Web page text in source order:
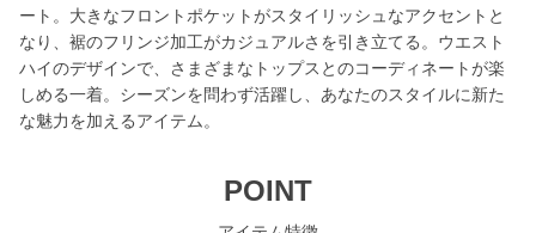
ート。大きなフロントポケットがスタイリッシュなアクセントと
なり、裾のフリンジ加工がカジュアルさを引き立てる。ウエスト
ハイのデザインで、さまざまなトップスとのコーディネートが楽
しめる一着。シーズンを問わず活躍し、あなたのスタイルに新た
な魅力を加えるアイテム。
POINT